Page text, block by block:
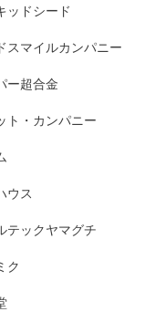
ッドシード
スマイルカンパニー
ー超合金
ト・カンパニー
ウス
テックヤマグチ
ク